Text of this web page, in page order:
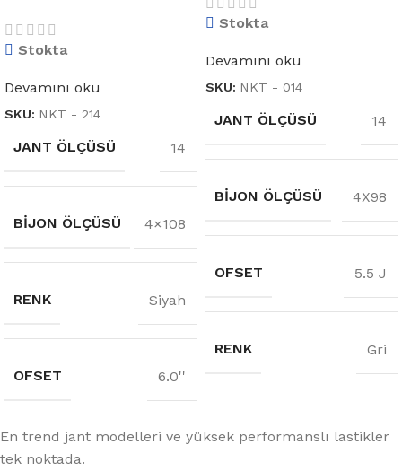
Stokta
Devamını oku
SKU: NKT - 214
JANT ÖLÇÜSÜ 14
BIJON ÖLÇÜSÜ 4×108
RENK Siyah
OFSET 6.0''
Stokta
Devamını oku
SKU: NKT - 014
JANT ÖLÇÜSÜ 14
BIJON ÖLÇÜSÜ 4X98
OFSET 5.5 J
RENK Gri
En trend jant modelleri ve yüksek performanslı lastikler
tek noktada.